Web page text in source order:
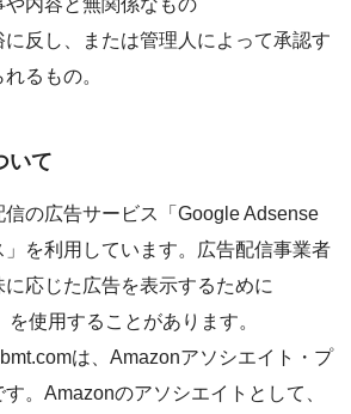
に反し、または管理人によって承認す
るもの。
いて
の広告サービス「Google Adsense
を利用しています。広告配信事業者
応じた広告を表示するために
使用することがあります。
は、Amazonアソシエイト・プ
。Amazonのアソシエイトとして、